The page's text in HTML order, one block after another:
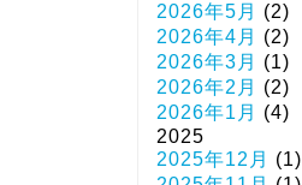
2026年5月
(2)
2026年4月
(2)
2026年3月
(1)
2026年2月
(2)
2026年1月
(4)
2025
2025年12月
(1)